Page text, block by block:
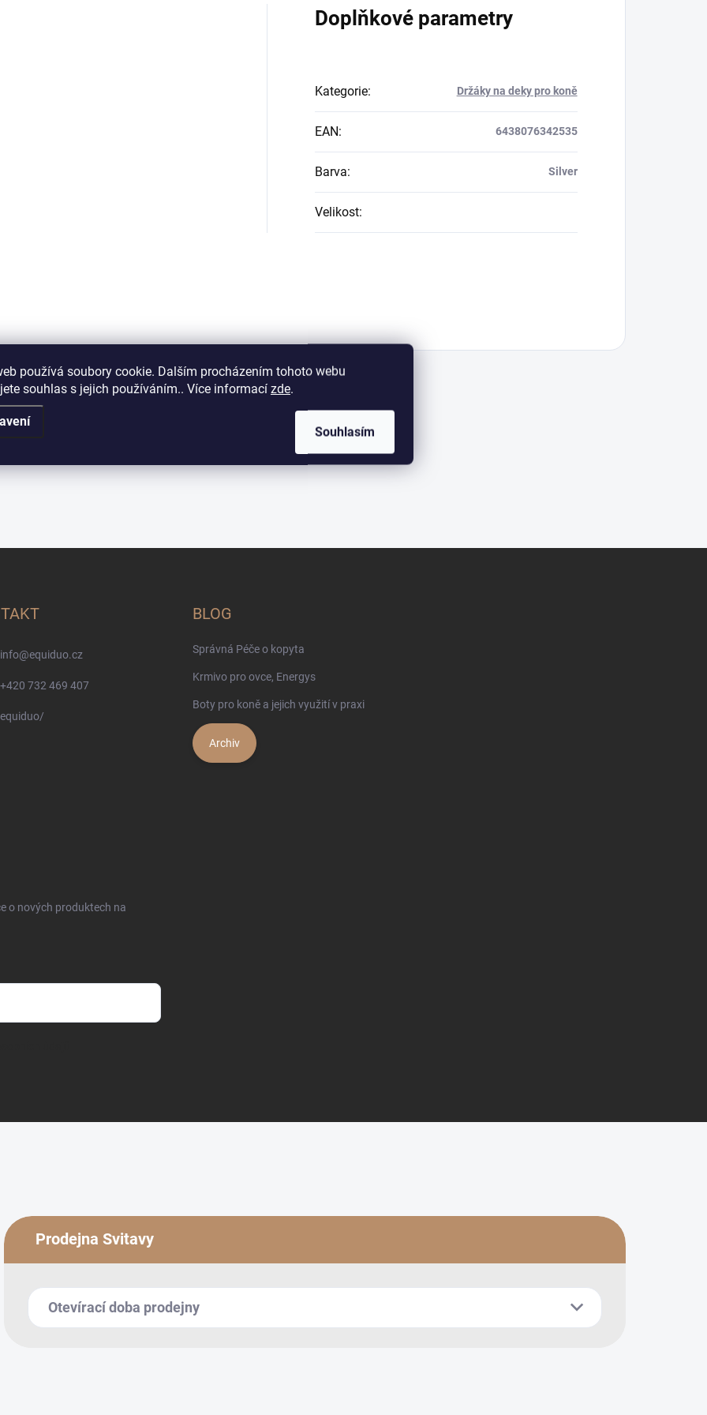
používá soubory cookie. Dalším procházením tohoto webu
souhlas s jejich používáním.. Více informací zde.
Souhlasím
Doplňkové parametry
Kategorie: Držáky na deky pro koně
EAN: 6438076342535
Barva: Silver
Velikost:
info@equiduo.cz
+420 732 469 407
equiduo/
BLOG
Správná Péče o kopyta
Krmivo pro ovce, Energys
Boty pro koně a jejich využití v praxi
Archiv
o nových produktech na
Prodejna Svitavy
Otevírací doba prodejny